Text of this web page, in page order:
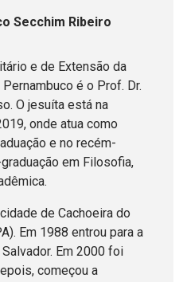
Secchim Ribeiro
e de Extensão da
é o Prof. Dr.
O jesuíta está na
onde atua como
e no recém-
em Filosofia,
de Cachoeira do
Em 1988 entrou para a
Em 2000 foi
começou a